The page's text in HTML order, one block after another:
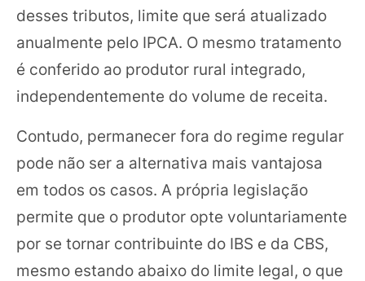
desses tributos, limite que será atualizado
anualmente pelo IPCA. O mesmo tratamento
é conferido ao produtor rural integrado,
independentemente do volume de receita.
Contudo, permanecer fora do regime regular
pode não ser a alternativa mais vantajosa
em todos os casos. A própria legislação
permite que o produtor opte voluntariamente
por se tornar contribuinte do IBS e da CBS,
mesmo estando abaixo do limite legal, o que